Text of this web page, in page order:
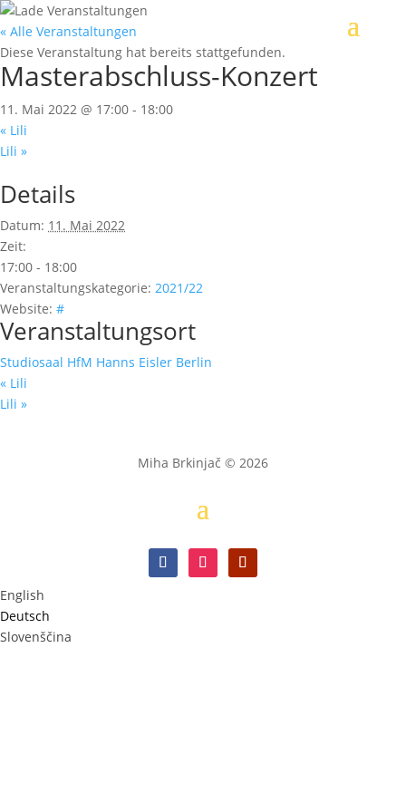
« Alle Veranstaltungen
Diese Veranstaltung hat bereits stattgefunden.
Masterabschluss-Konzert
11. Mai 2022 @ 17:00 - 18:00
« Lili
Lili »
Details
Datum: 11. Mai 2022
Zeit:
17:00 - 18:00
Veranstaltungskategorie: 2021/22
Website: #
Veranstaltungsort
Studiosaal HfM Hanns Eisler Berlin
« Lili
Lili »
Miha Brkinjač © 2026
English
Deutsch
Slovenščina